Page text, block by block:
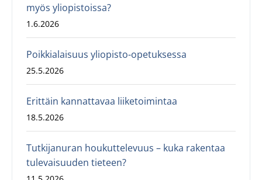
myös yliopistoissa?
1.6.2026
Poikkialaisuus yliopisto-opetuksessa
25.5.2026
Erittäin kannattavaa liiketoimintaa
18.5.2026
Tutkijanuran houkuttelevuus – kuka rakentaa
tulevaisuuden tieteen?